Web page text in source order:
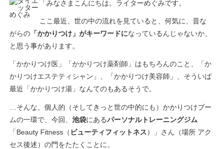
「みなさまこんにちは。ライターめぐみです。
ここ最近、世の中の流れを見ていると、何気に、昔な
がらの 「かかりつけ」がキーワードになっているんじゃないか、
と思う事があります。
「かかりつけ医」「かかりつけ薬剤師」はもちろんのこと、「か
かりつけエステティシャン」、「かかりつけ美容師」、そういば
最近「かかりつけ湯」なんてのもあるそうで。
…そんな、個人的（そしてきっと世の中的にも）かかりつけブー
ムの一環で、今回、池袋にあるパーソナルトレーニングジム
「Beauty Fitness（ ビューティフィットネス）」さん（場所 アク
セス後述）の門をたたくことに。